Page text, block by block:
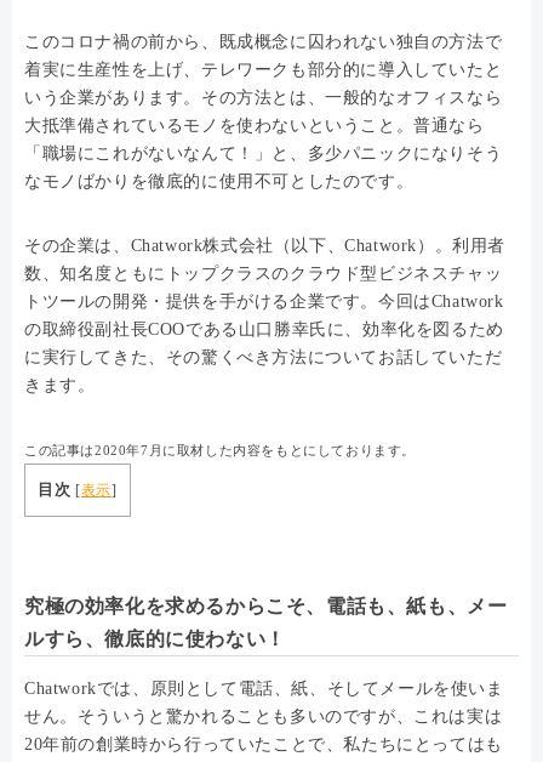
このコロナ禍の前から、既成概念に囚われない独自の方法で
着実に生産性を上げ、テレワークも部分的に導入していたと
いう企業があります。その方法とは、一般的なオフィスなら
大抵準備されているモノを使わないということ。普通なら
「職場にこれがないなんて！」と、多少パニックになりそう
なモノばかりを徹底的に使用不可としたのです。
その企業は、Chatwork株式会社（以下、Chatwork）。利用者
数、知名度ともにトップクラスのクラウド型ビジネスチャッ
トツールの開発・提供を手がける企業です。今回はChatwork
の取締役副社長COOである山口勝幸氏に、効率化を図るため
に実行してきた、その驚くべき方法についてお話していただ
きます。
この記事は2020年7月に取材した内容をもとにしております。
目次 [表示]
究極の効率化を求めるからこそ、電話も、紙も、メー
ルすら、徹底的に使わない！
Chatworkでは、原則として電話、紙、そしてメールを使いま
せん。そういうと驚かれることも多いのですが、これは実は
20年前の創業時から行っていたことで、私たちにとってはも